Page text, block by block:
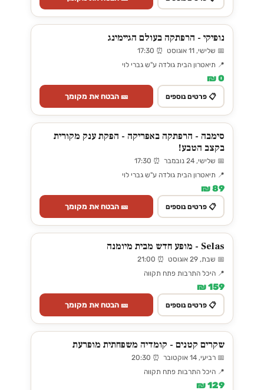
נופיקי - הרפתקה בעולם הגיימינג
📅 שלישי, 11 אוגוסט ⏰ 17:30
📍 תיאטרון הבית גולדה ע"ש גברי לוי
0 ₪
📋 פרטים נוספים 🎫 הבטח את מקומך
סימבה - הרפתקה באפריקה - הפקת ענק מקורית
בקצב הטבע!
📅 שלישי, 24 נובמבר ⏰ 17:30
📍 תיאטרון הבית גולדה ע"ש גברי לוי
89 ₪
📋 פרטים נוספים 🎫 הבטח את מקומך
Selas - מופע חדש מבית מיומנה
📅 שבת, 29 אוגוסט ⏰ 21:00
📍 היכל התרבות פתח תקווה
159 ₪
📋 פרטים נוספים 🎫 הבטח את מקומך
שקרים קטנים - קומדיה משפחתית מופרעת
📅 רביעי, 14 אוקטובר ⏰ 20:30
📍 היכל התרבות פתח תקווה
129 ₪